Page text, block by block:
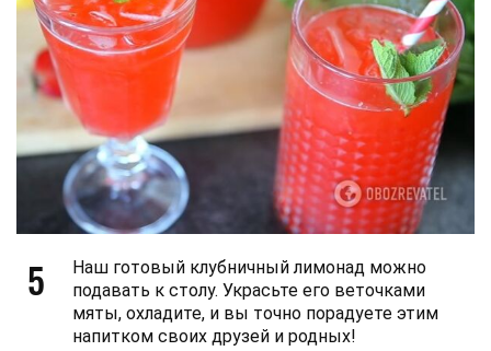
5
Наш готовый клубничный лимонад можно
подавать к столу. Украсьте его веточками
мяты, охладите, и вы точно порадуете этим
напитком своих друзей и родных!